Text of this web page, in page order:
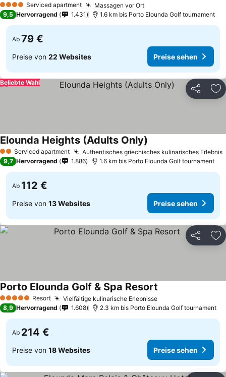
4 Sterne Serviced apartment Massagen vor Ort
9,5 Hervorragend 1.431 1.6 km bis Porto Elounda Golf tournament
Ab 79 €
Preise von 22 Websites Preise sehen
Teilen
Beliebte Wahl
2 SterneServiced apartment Authentisches griechisches kulinarisches Erlebnis
Elounda Heights (Adults Only)
9,7 Hervorragend 1.886 1.6 km bis Porto Elounda Golf tournament
Ab 112 €
Preise von 13 Websites Preise sehen
Teilen
5 Sterne Resort Vielfältige kulinarische Erlebnisse
Porto Elounda Golf & Spa Resort
8,9 Hervorragend 1.608 2.3 km bis Porto Elounda Golf tournament
Ab 214 €
Preise von 18 Websites Preise sehen